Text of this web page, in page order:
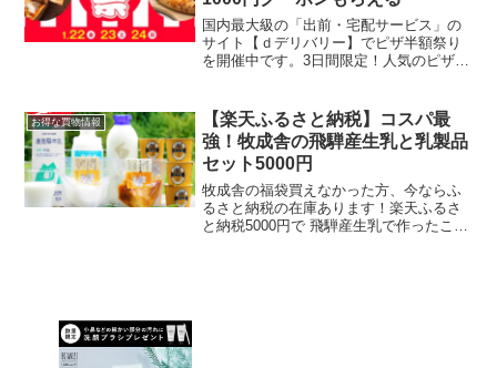
国内最大級の「出前・宅配サービス」の
サイト【ｄデリバリー】でピザ半額祭り
を開催中です。3日間限定！人気のピザが
ピザを注文しみては！3日間限定！人気の
ピザが今だけ半...
お得な買物情報
【楽天ふるさと納税】コスパ最
強！牧成舎の飛騨産生乳と乳製品
セット5000円
牧成舎の福袋買えなかった方、今ならふ
るさと納税の在庫あります！楽天ふるさ
と納税5000円で 飛騨産生乳で作ったこだ